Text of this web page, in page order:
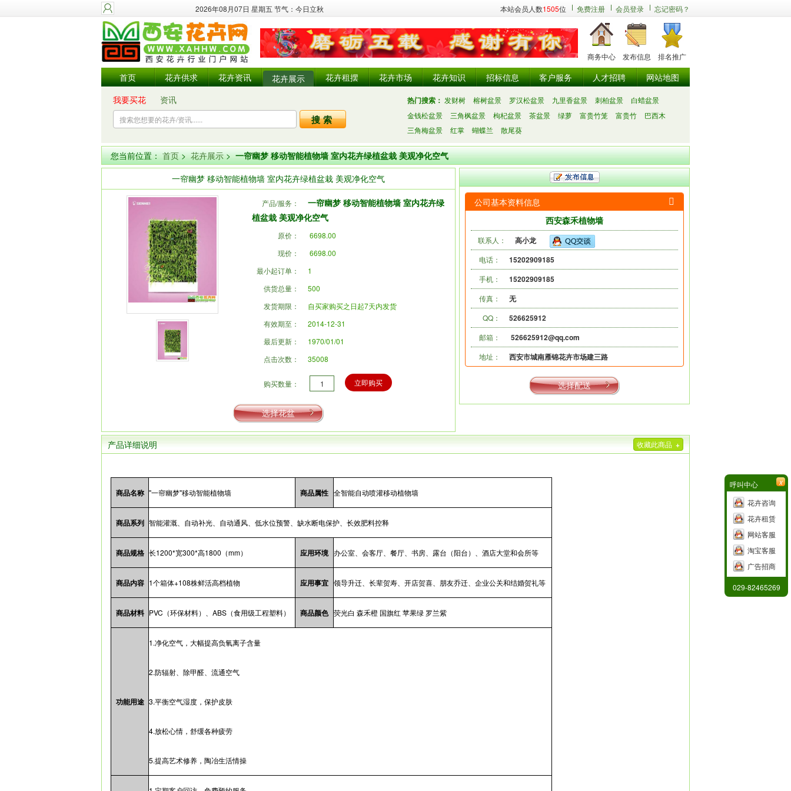
2026年08月07日 星期五 节气：今日立秋 本站会员人数1505位 免费注册 会员登录 忘记密码？
商务中心 发布信息 排名推广
首页 花卉供求 花卉资讯 花卉展示 花卉租摆 花卉市场 花卉知识 招标信息 客户服务 人才招聘
网站地图
我要买花
资讯 热门搜索： 发财树 榕树盆景 罗汉松盆景 九里香盆景 刺柏盆景
白蜡盆景
金钱松盆景
三角枫盆景 枸杞盆景 茶盆景 绿萝 富贵竹笼 富贵竹
巴西木
三角梅盆景
红掌 蝴蝶兰 散尾葵
您当前位置：首页>花卉展示>一帘幽梦 移动智能植物墙 室内花卉绿植盆栽 美观净化空气
一帘幽梦 移动智能植物墙 室内花卉绿植盆栽 美观净化空气
产品/服务：
一帘幽梦 移动智能植物墙 室内花卉绿
植盆栽 美观净化空气
原价：
6698.00
现价：
6698.00
最小起订单：
1
供货总量：
500
发货期限：
自买家购买之日起7天内发货
有效期至：
2014-12-31
最后更新：
1970/01/01
点击次数：
35008
购买数量： 立即购买
选择花盆
公司基本资料信息 
西安森禾植物墙
联系人： 高小龙
电话： 15202909185
手机： 15202909185
传真： 无
QQ： 526625912
邮箱： 526625912@qq.com
地址： 西安市城南雁锦花卉市场建三路
选择配送
产品详细说明 收藏此商品 +
商品名称 "一帘幽梦"移动智能植物墙 商品属性 全智能自动喷灌移动植物墙
商品系列 智能灌溉、自动补光、自动通风、低水位预警、缺水断电保护、长效肥料控释
商品规格 长1200*宽300*高1800（mm） 应用环境 办公室、会客厅、餐厅、书房、露台（阳台）、酒店大堂和会所等
商品内容 1个箱体+108株鲜活高档植物 应用事宜 领导升迁、长辈贺寿、开店贺喜、朋友乔迁、企业公关和结婚贺礼等
商品材料 PVC（环保材料）、ABS（食用级工程塑料） 商品颜色 荧光白 森禾橙 国旗红 苹果绿 罗兰紫
功能用途
1.净化空气，大幅提高负氧离子含量
2.防辐射、除甲醛、流通空气
3.平衡空气湿度，保护皮肤
4.放松心情，舒缓各种疲劳
5.提高艺术修养，陶冶生活情操
呼叫中心 x
花卉咨询
花卉租赁
网站客服
淘宝客服
广告招商
029-82465269